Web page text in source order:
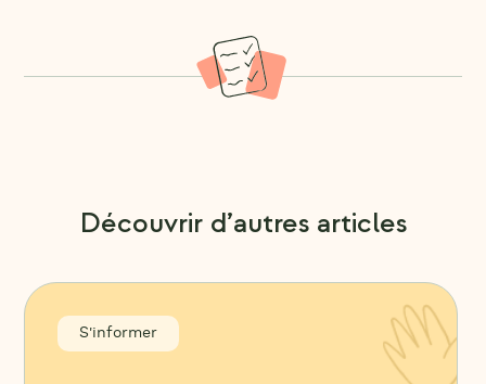
Découvrir d’autres articles
S'informer